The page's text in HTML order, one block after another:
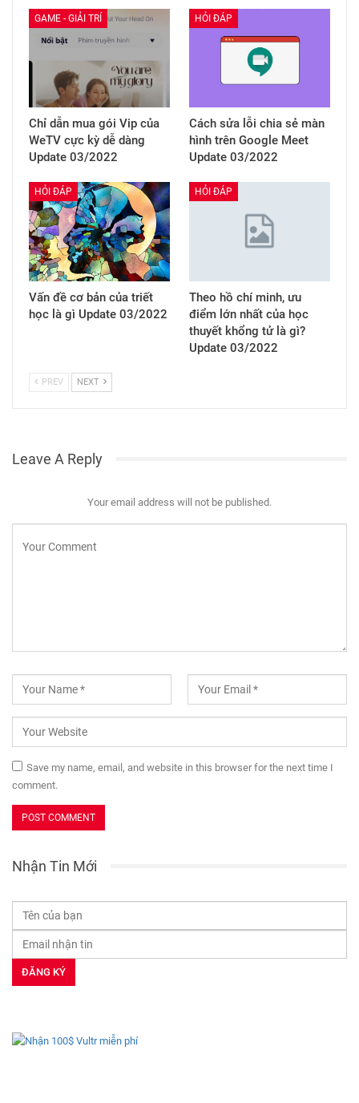
GAME - GIẢI TRÍ
Chỉ dẫn mua gói Vip của
WeTV cực kỳ dễ dàng
Update 03/2022
HỎI ĐÁP
Cách sửa lỗi chia sẻ màn
hình trên Google Meet
Update 03/2022
HỎI ĐÁP
Vấn đề cơ bản của triết
học là gì Update 03/2022
HỎI ĐÁP
Theo hồ chí minh, ưu
điểm lớn nhất của học
thuyết khổng tử là gì?
Update 03/2022
PREV NEXT
Leave A Reply
Your email address will not be published.
Save my name, email, and website in this browser for the next time I
comment.
Nhận Tin Mới